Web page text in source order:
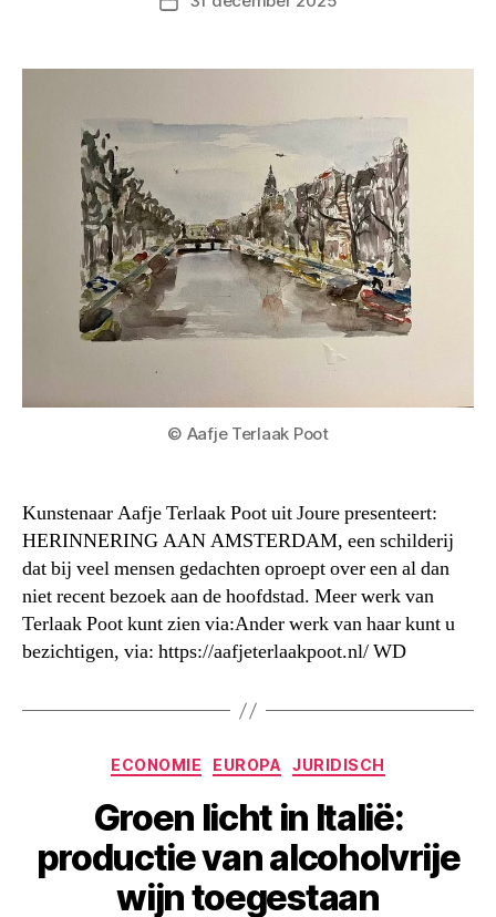
© Aafje Terlaak Poot
Kunstenaar Aafje Terlaak Poot uit Joure presenteert:
HERINNERING AAN AMSTERDAM, een schilderij
dat bij veel mensen gedachten oproept over een al dan
niet recent bezoek aan de hoofdstad. Meer werk van
Terlaak Poot kunt zien via:Ander werk van haar kunt u
bezichtigen, via: https://aafjeterlaakpoot.nl/ WD
Categorieën
ECONOMIE EUROPA JURIDISCH
Groen licht in Italië:
productie van alcoholvrije
wijn toegestaan